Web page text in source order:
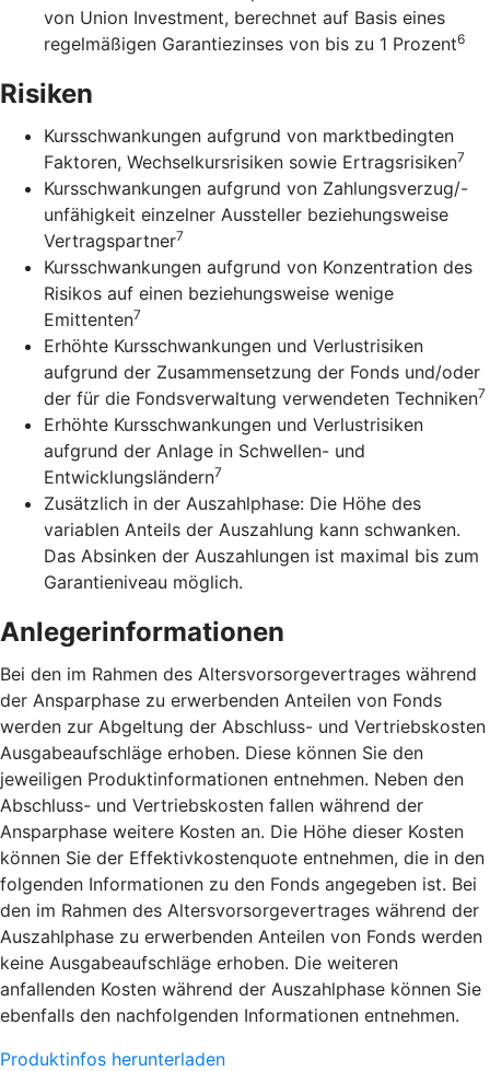
von Union Investment, berechnet auf Basis eines
regelmäßigen Garantiezinses von bis zu 1 Prozent6
Risiken
Kursschwankungen aufgrund von marktbedingten
Faktoren, Wechselkursrisiken sowie Ertragsrisiken7
Kursschwankungen aufgrund von Zahlungsverzug/-
unfähigkeit einzelner Aussteller beziehungsweise
Vertragspartner7
Kursschwankungen aufgrund von Konzentration des
Risikos auf einen beziehungsweise wenige
Emittenten7
Erhöhte Kursschwankungen und Verlustrisiken
aufgrund der Zusammensetzung der Fonds und/oder
der für die Fondsverwaltung verwendeten Techniken7
Erhöhte Kursschwankungen und Verlustrisiken
aufgrund der Anlage in Schwellen- und
Entwicklungsländern7
Zusätzlich in der Auszahlphase: Die Höhe des
variablen Anteils der Auszahlung kann schwanken.
Das Absinken der Auszahlungen ist maximal bis zum
Garantieniveau möglich.
Anlegerinformationen
Bei den im Rahmen des Altersvorsorgevertrages während
der Ansparphase zu erwerbenden Anteilen von Fonds
werden zur Abgeltung der Abschluss- und Vertriebskosten
Ausgabeaufschläge erhoben. Diese können Sie den
jeweiligen Produktinformationen entnehmen. Neben den
Abschluss- und Vertriebskosten fallen während der
Ansparphase weitere Kosten an. Die Höhe dieser Kosten
können Sie der Effektivkostenquote entnehmen, die in den
folgenden Informationen zu den Fonds angegeben ist. Bei
den im Rahmen des Altersvorsorgevertrages während der
Auszahlphase zu erwerbenden Anteilen von Fonds werden
keine Ausgabeaufschläge erhoben. Die weiteren
anfallenden Kosten während der Auszahlphase können Sie
ebenfalls den nachfolgenden Informationen entnehmen.
Produktinfos herunterladen